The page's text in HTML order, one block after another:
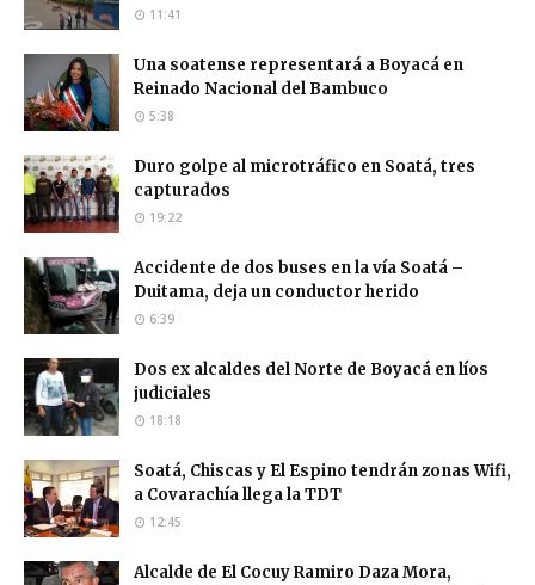
11:41
Una soatense representará a Boyacá en
Reinado Nacional del Bambuco
5:38
Duro golpe al microtráfico en Soatá, tres
capturados
19:22
Accidente de dos buses en la vía Soatá –
Duitama, deja un conductor herido
6:39
Dos ex alcaldes del Norte de Boyacá en líos
judiciales
18:18
Soatá, Chiscas y El Espino tendrán zonas Wifi,
a Covarachía llega la TDT
12:45
Alcalde de El Cocuy Ramiro Daza Mora,